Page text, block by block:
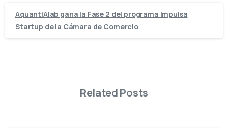
AquantIAlab gana la Fase 2 del programa Impulsa
Startup de la Cámara de Comercio
Related Posts